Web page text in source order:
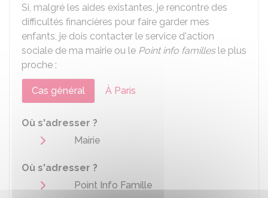
Si, malgré les aides existantes, je rencontre des
difficultés financières pour faire garder mes
enfants, je dois contacter le service d'action
sociale de ma mairie ou le Point info famillesle plus
proche :
Cas général À Paris
Où s'adresser ?
Mairie
Où s'adresser ?
Point Info Famille